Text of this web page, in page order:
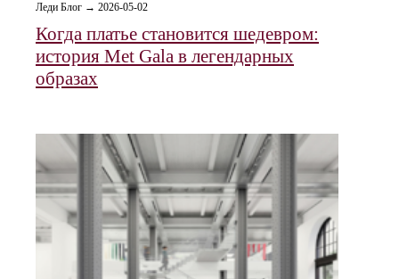
Леди Блог → 2026-05-02
Когда платье становится шедевром:
история Met Gala в легендарных
образах